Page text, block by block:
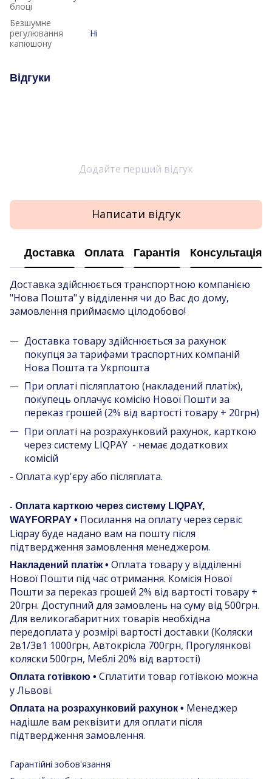
блоці
Безшумне
регулювання
капюшону
Ні
Відгуки
Додайте перший відгук
Написати відгук
Доставка Оплата Гарантія Консультація
Доставка здійснюється транспортною компанією
"Нова Пошта" у відділення чи до Вас до дому,
замовлення приймаємо цілодобово!
Доставка товару здійснюється за рахунок
покупця за тарифами траспортних компаній
Нова Пошта та Укрпошта
При оплаті післяплатою (накладений платіж),
покупець оплачує комісію Нової Пошти за
переказ грошей (2% від вартості товару + 20грн)
При оплаті на розрахунковий рахунок, карткою
через систему LIQPAY - немає додаткових
комісій
- Оплата кур'єру або післяплата.
- Оплата карткою через систему LIQPAY,
WAYFORPAY • Посилання на оплату через сервіс
Liqpay буде надано вам на пошту після
підтвердження замовлення менеджером.
Накладений платіж • Оплата товару у відділенні
Нової Пошти під час отримання. Комісія Нової
Пошти за переказ грошей 2% від вартості товару +
20грн. Доступний для замовлень на суму від 500грн.
Для великогабаритних товарів необхідна
передоплата у розмірі вартості доставки (Коляски
2в1/3в1 1000грн, Автокрісла 700грн, Прогулянкові
коляски 500грн, Меблі 20% від вартості)
Оплата готівкою • Сплатити товар готівкою можна
у Львові.
Оплата на розрахунковий рахунок • Менеджер
надішле вам реквізити для оплати після
підтвердження замовлення.
Гарантійні зобов'язання